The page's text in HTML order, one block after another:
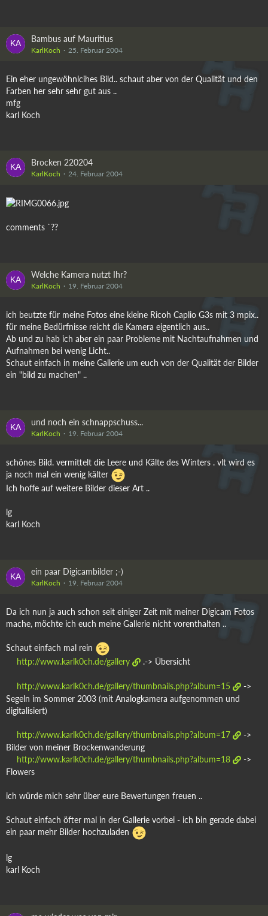
Bambus auf Mauritius
KarlKoch 25. Februar 2004
Ein eher ungewöhnlcihes Bild.. schaut aber von der Qualität und den
Farben her sehr sehr gut aus ..
mfg
karl Koch
Brocken 220204
KarlKoch 24. Februar 2004
comments `??
Welche Kamera nutzt Ihr?
KarlKoch 19. Februar 2004
ich beutzte für meine Fotos eine kleine Ricoh Caplio G3s mit 3 mpix..
für meine Bedürfnisse reicht die Kamera eigentlich aus..
Ab und zu hab ich aber ein paar Probleme mit Nachtaufnahmen und
Aufnahmen bei wenig Licht..
Schaut einfach in meine Gallerie um euch von der Qualität der Bilder
ein "bild zu machen" ..
und noch ein schnappschuss...
KarlKoch 19. Februar 2004
schönes Bild. vermittelt die Leere und Kälte des Winters . vlt wird es
ja noch mal ein wenig kälter
Ich hoffe auf weitere Bilder dieser Art ..
lg
karl Koch
ein paar Digicambilder ;-)
KarlKoch 19. Februar 2004
Da ich nun ja auch schon seit einiger Zeit mit meiner Digicam Fotos
mache, möchte ich euch meine Gallerie nicht vorenthalten ..
Schaut einfach mal rein
http://www.karlk0ch.de/gallery
.-> Übersicht
http://www.karlk0ch.de/gallery/thumbnails.php?album=15
->
Segeln im Sommer 2003 (mit Analogkamera aufgenommen und
digitalisiert)
http://www.karlk0ch.de/gallery/thumbnails.php?album=17
->
Bilder von meiner Brockenwanderung
http://www.karlk0ch.de/gallery/thumbnails.php?album=18
->
Flowers
ich würde mich sehr über eure Bewertungen freuen ..
Schaut einfach öfter mal in der Gallerie vorbei - ich bin gerade dabei
ein paar mehr Bilder hochzuladen
lg
karl Koch